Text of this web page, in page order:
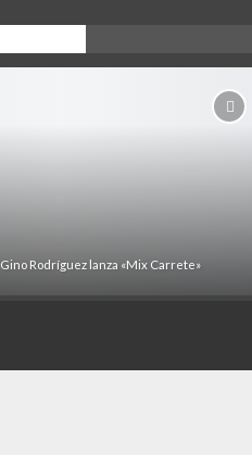
Gino Rodríguez lanza «Mix Carrete»